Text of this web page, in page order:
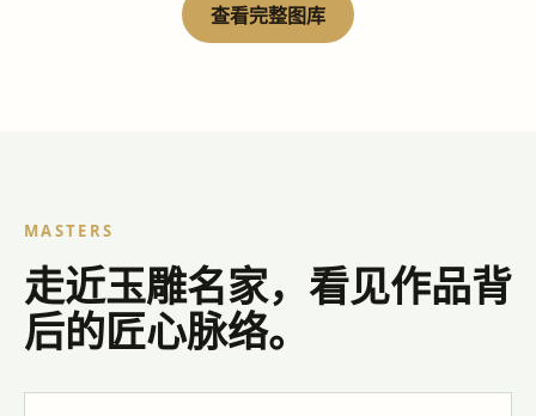
查看完整图库
MASTERS
走近玉雕名家，看见作品背
后的匠心脉络。